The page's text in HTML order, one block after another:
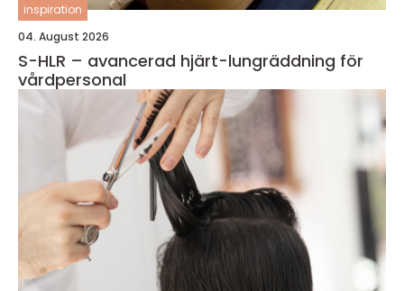
inspiration
04. August 2026
S-HLR – avancerad hjärt-lungräddning för
vårdpersonal